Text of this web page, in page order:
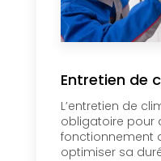
Entretien de
L’entretien de
obligatoire pour
fonctionnement
optimiser sa